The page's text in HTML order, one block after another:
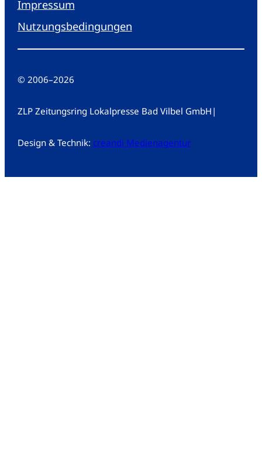
Impressum
Nutzungsbedingungen
© 2006–2026
ZLP Zeitungsring Lokalpresse Bad Vilbel GmbH |
Design & Technik: creandi Medienagentur